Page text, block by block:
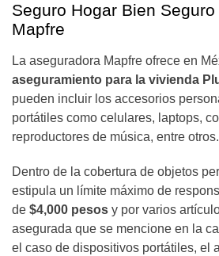
Seguro Hogar Bien
Mapfre
La aseguradora Mapfre ofrece en
aseguramiento para la vivienda
pueden incluir los accesorios
portátiles como celulares, laptops,
reproductores de música, entre otros.
Dentro de la cobertura de objetos
estipula un límite máximo de
de $4,000 pesos y por varios
asegurada que se mencione en la
el caso de dispositivos portátiles, el